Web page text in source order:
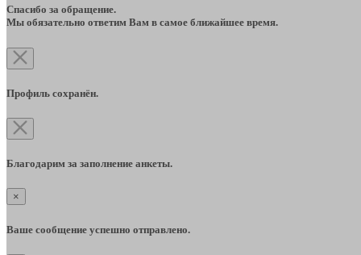
Спасибо за обращение.
Мы обязательно ответим Вам в самое ближайшее время.
Профиль сохранён.
Благодарим за заполнение анкеты.
×
Ваше сообщение успешно отправлено.